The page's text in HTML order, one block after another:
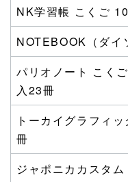
NK学習帳 こくご
NOTEBOOK（ダイ
パリオノート こく
入23冊
トーカイグラフィ
冊
ジャポニカカスタ